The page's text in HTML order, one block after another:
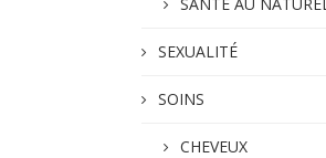
SEXUALITÉ
SOINS
CHEVEUX